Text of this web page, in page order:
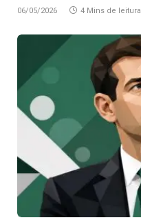
06/05/2026 4 Mins de leitura